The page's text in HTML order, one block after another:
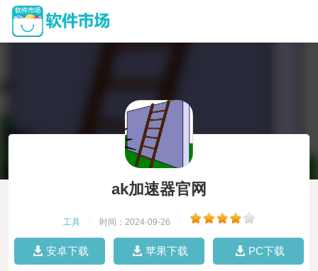
ak加速器官网
工具 时间：2024-09-26
安卓下载 苹果下载 PC下载